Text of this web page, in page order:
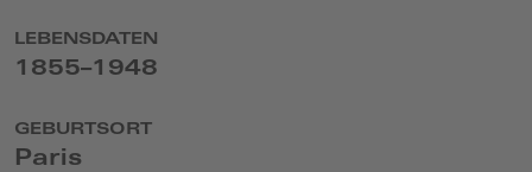
LEBENSDATEN
1855–1948
GEBURTSORT
Paris